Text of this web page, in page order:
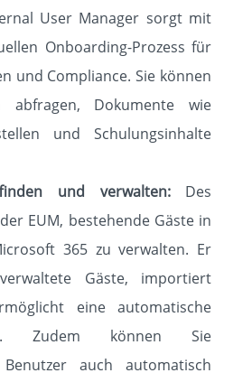
User Manager sorgt mit
Onboarding-Prozess für
und Compliance. Sie können
abfragen, Dokumente wie
und Schulungsinhalte
und verwalten:
Des
EUM, bestehende Gäste in
365 zu verwalten. Er
Gäste, importiert
eine automatische
Zudem können Sie
auch automatisch